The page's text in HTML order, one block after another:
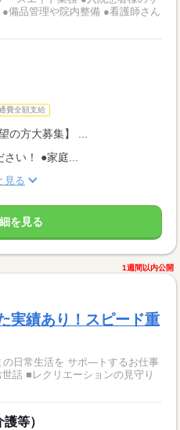
備品管理や院内整備 ●看護師さん
費全額支給
の方大募集】 ...
い！ ●家庭...
見る
を見る
1週間以内公開
実績あり！スピード重
の日常生活を サポ―トするお仕事
等）